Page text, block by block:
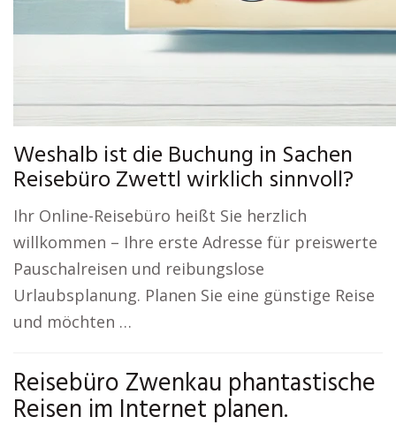
Weshalb ist die Buchung in Sachen
Reisebüro Zwettl wirklich sinnvoll?
Ihr Online-Reisebüro heißt Sie herzlich
willkommen – Ihre erste Adresse für preiswerte
Pauschalreisen und reibungslose
Urlaubsplanung. Planen Sie eine günstige Reise
und möchten …
Reisebüro Zwenkau phantastische
Reisen im Internet planen.